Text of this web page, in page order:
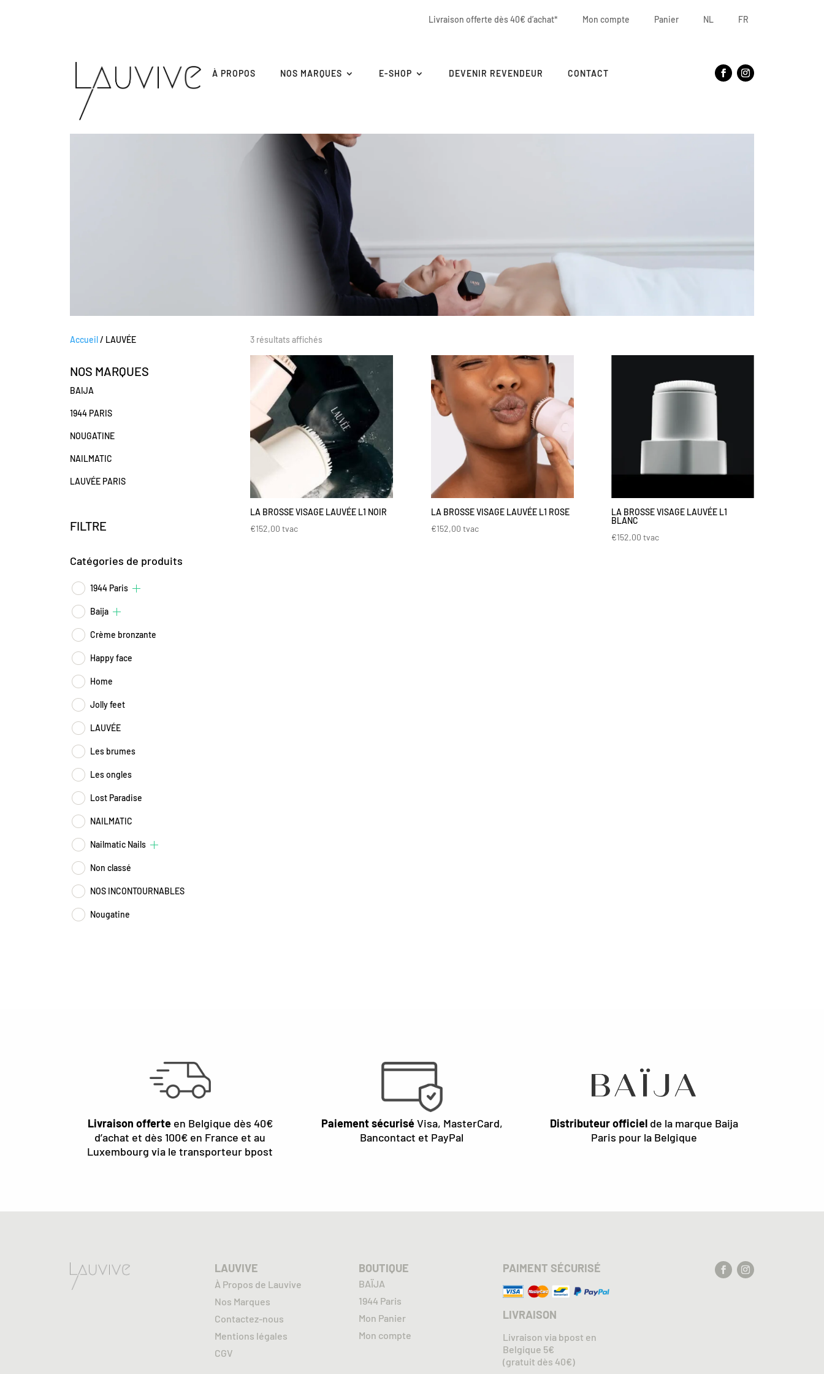
Livraison offerte dès 40€ d’achat* Mon compte Panier NL FR
À PROPOS NOS MARQUES E-SHOP DEVENIR REVENDEUR CONTACT
Accueil/ LAUVÉE
NOS MARQUES
BAIJA
1944 PARIS
NOUGATINE
NAILMATIC
LAUVÉE PARIS
FILTRE
Catégories de produits
1944 Paris
Baija
Crème bronzante
Happy face
Home
Jolly feet
LAUVÉE
Les brumes
Les ongles
Lost Paradise
NAILMATIC
Nailmatic Nails
Non classé
NOS INCONTOURNABLES
Nougatine
3 résultats affichés
LA BROSSE VISAGE LAUVÉE L1 NOIR
€152,00 tvac
LA BROSSE VISAGE LAUVÉE L1 ROSE
€152,00 tvac
LA BROSSE VISAGE LAUVÉE L1
BLANC
€152,00 tvac
Livraison offerteen Belgique dès 40€
d’achat et dès 100€ en France et au
Luxembourg via le transporteur bpost
Paiement sécuriséVisa, MasterCard,
Bancontact et PayPal
Distributeur officielde la marque Baija
Paris pour la Belgique
LAUVIVE
À Propos de Lauvive
Nos Marques
Contactez-nous
Mentions légales
CGV
BOUTIQUE
BAÏJA
1944 Paris
Mon Panier
Mon compte
PAIMENT SÉCURISÉ
LIVRAISON
Livraison via bpost en
Belgique 5€
(gratuit dès 40€)